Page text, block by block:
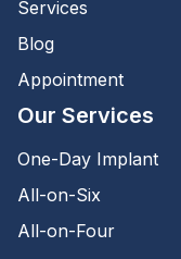
Services
Blog
Appointment
Our Services
One-Day Implant
All-on-Six
All-on-Four